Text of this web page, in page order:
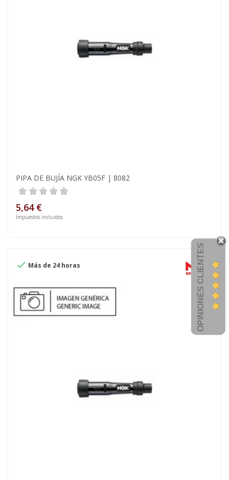
PIPA DE BUJÍA NGK YB05F | 8082
5,64 €
Impuestos incluidos
 Más de 24 horas OPINIONES CLIENTES